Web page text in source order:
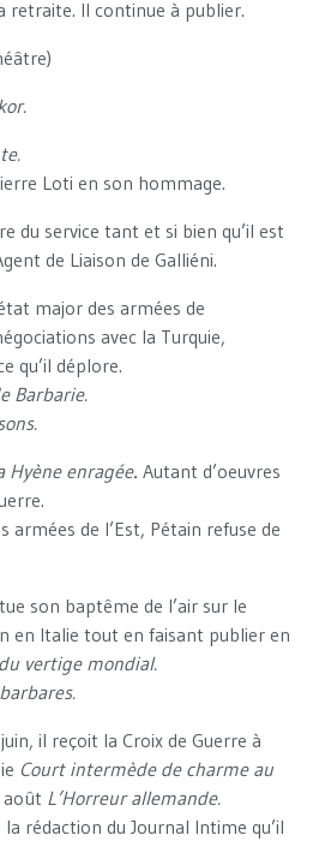
retraite. Il continue à publier.
Loti en son hommage.
du service tant et si bien qu’il est
de Liaison de Galliéni.
major des armées de
avec la Turquie,
qu’il déplore.
Barbarie.
Hyène enragée. Autant d’oeuvres
armées de l’Est, Pétain refuse de
son baptême de l’air sur le
en Italie tout en faisant publier en
vertige mondial.
juin, il reçoit la Croix de Guerre à
Court intermède de charme au
L’Horreur allemande.
rédaction du Journal Intime qu’il